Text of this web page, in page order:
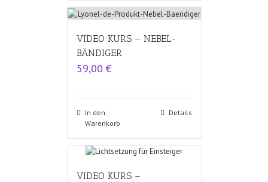
VIDEO KURS – NEBEL-
BÄNDIGER
59,00 €
In den
Warenkorb
Details
VIDEO KURS –